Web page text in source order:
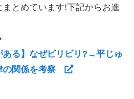
とめています!下記からお進
ある】なぜビリビリ?→平じゅ
の関係を考察